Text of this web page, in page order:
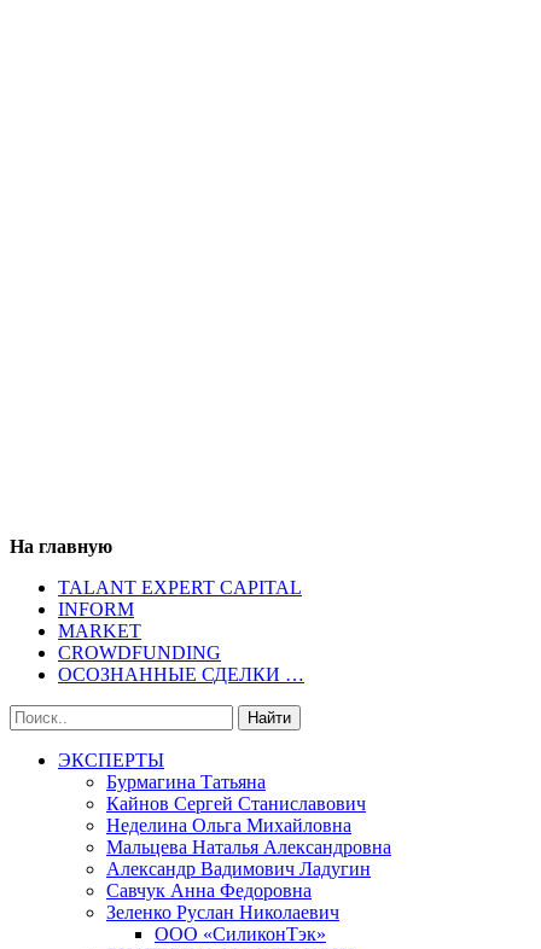
На главную
TALANT EXPERT CAPITAL
INFORM
MARKET
CROWDFUNDING
ОСОЗНАННЫЕ СДЕЛКИ …
ЭКСПЕРТЫ
Бурмагина Татьяна
Кайнов Сергей Станиславович
Неделина Ольга Михайловна
Мальцева Наталья Александровна
Александр Вадимович Ладугин
Савчук Анна Федоровна
Зеленко Руслан Николаевич
ООО «СиликонТэк»